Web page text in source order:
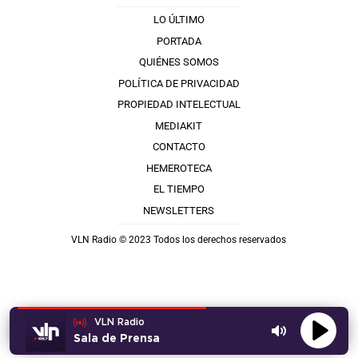
VLN Radio
Sala de Prensa
LO ÚLTIMO
PORTADA
QUIÉNES SOMOS
POLÍTICA DE PRIVACIDAD
PROPIEDAD INTELECTUAL
MEDIAKIT
CONTACTO
HEMEROTECA
EL TIEMPO
NEWSLETTERS
VLN Radio © 2023 Todos los derechos reservados